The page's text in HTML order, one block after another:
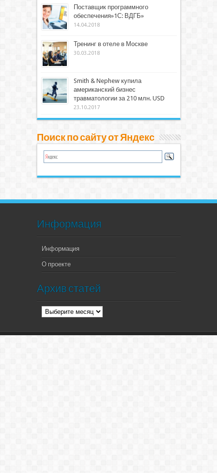
Поставщик программного
обеспечения»1С: ВДГБ»
14.04.2018
Тренинг в отеле в Москве
30.03.2018
Smith & Nephew купила
американский бизнес
травматологии за 210 млн. USD
23.10.2017
Поиск по сайту от Яндекс
Информация
Информация
О проекте
Архив статей
Архив
статей